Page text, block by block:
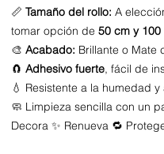
📏 Tamaño del rollo: A
tomar opción de 50 cm y
🎨 Acabado: Brillante o Mate
🧲 Adhesivo fuerte, fácil de
💧 Resistente a la humedad
🧼 Limpieza sencilla con un
Decora ✨ Renueva 🔁